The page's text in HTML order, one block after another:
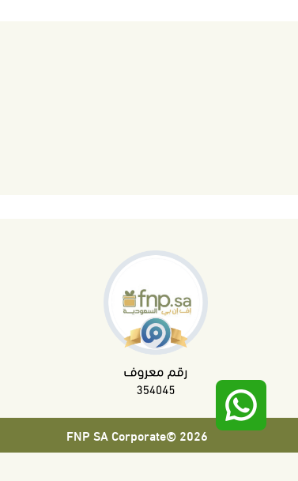
2026 ©FNP SA Corporate